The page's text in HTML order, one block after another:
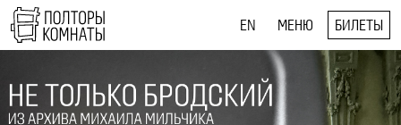
EN МЕНЮ БИЛЕТЫ